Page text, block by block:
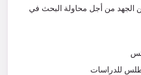
من الجهد من أجل محاولة البحث في
للدراسات